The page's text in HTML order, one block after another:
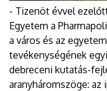
- Tizenöt évvel
Egyetem a
a város és az
tevékenységének
debreceni kutatás-
aranyháromszöge: az